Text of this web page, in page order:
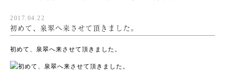
2017.04.22
初めて、泉翠へ来させて頂きました。
初めて、泉翠へ来させて頂きました。